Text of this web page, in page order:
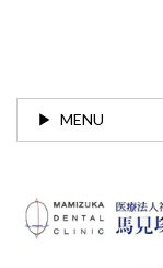
MENU